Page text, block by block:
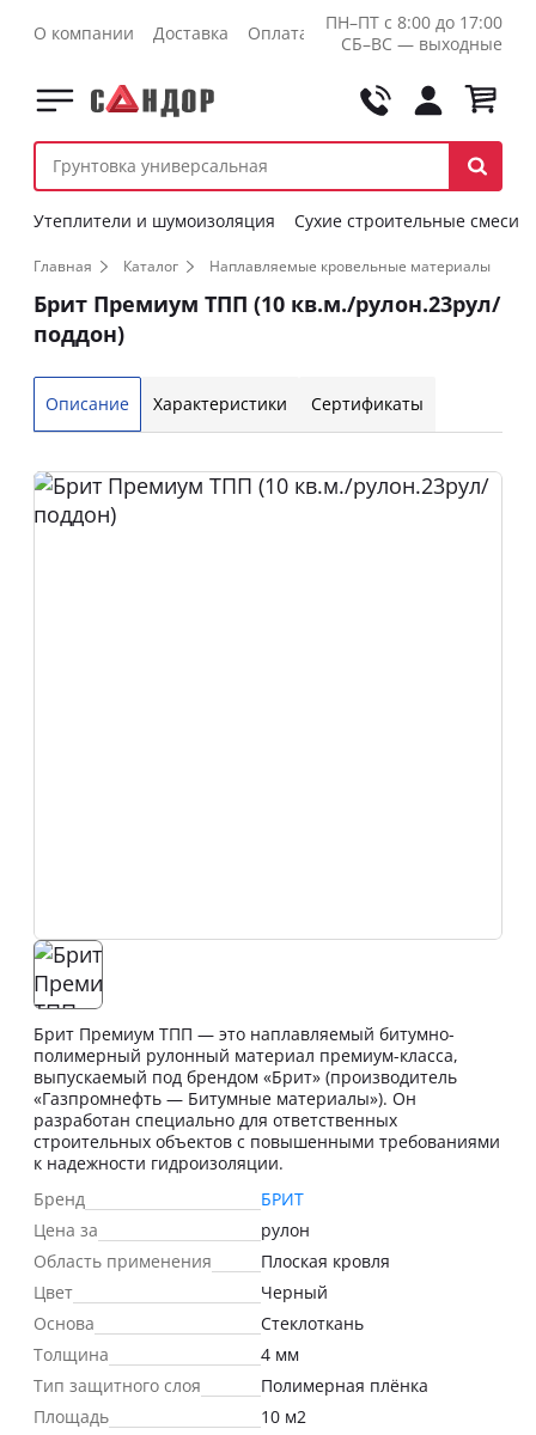
О компании Доставка Оплата Контакты Оптовикам
ПН–ПТ с 8:00 до 17:00
СБ–ВС — выходные
Утеплители и шумоизоляция Сухие строительные смеси
Главная Каталог Наплавляемые кровельные материалы
Брит Премиум ТПП (10 кв.м./рулон.23рул/
поддон)
Описание Характеристики Сертификаты
Брит Премиум ТПП — это наплавляемый битумно-
полимерный рулонный материал премиум-класса,
выпускаемый под брендом «Брит» (производитель
«Газпромнефть — Битумные материалы»). Он
разработан специально для ответственных
строительных объектов с повышенными требованиями
к надежности гидроизоляции.
Бренд
БРИТ
Цена за
рулон
Область применения
Плоская кровля
Цвет
Черный
Основа
Стеклоткань
Толщина
4 мм
Тип защитного слоя
Полимерная плёнка
Площадь
10 м2